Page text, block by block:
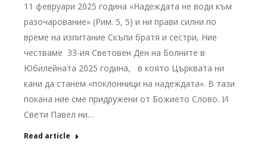
11 февруари 2025 година «Надеждата не води към
разочарование» (Рим. 5, 5) и ни прави силни по
време на изпитание Скъпи братя и сестри, Ние
честваме 33-ия Световен Ден на Болните в
Юбилейната 2025 година, в която Църквата ни
кани да станем «поклонници на надеждата». В тази
покана ние сме придружени от Божието Слово. И
Свети Павел ни…
Read article